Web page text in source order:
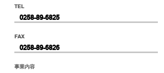
TEL
0258-89-6825
FAX
0258-89-6826
事業内容